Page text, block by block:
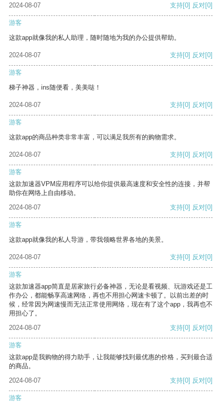
2024-08-07 支持[0] 反对[0]
游客
这款app就像我的私人助理，随时随地为我的办公提供帮助。
2024-08-07 支持[0] 反对[0]
游客
梯子神器，ins随便看，美美哒！
2024-08-07 支持[0] 反对[0]
游客
这款app的商品种类非常丰富，可以满足我所有的购物需求。
2024-08-07 支持[0] 反对[0]
游客
这款加速器VPM应用程序可以给你提供最高速度和安全性的连接，并帮
助你在网络上自由移动。
2024-08-07
支持[0] 反对[0]
游客
这款app就像我的私人导游，带我领略世界各地的美景。
2024-08-07 支持[0] 反对[0]
游客
这款加速器app简直是居家旅行必备神器，无论是看视频、玩游戏还是工
作办公，都能畅享高速网络，再也不用担心网速卡顿了。以前出差的时
候，经常因为网速慢而无法正常使用网络，现在有了这个app，我再也不
用担心了。
2024-08-07
支持[0] 反对[0]
游客
这款app是我购物的得力助手，让我能够找到最优惠的价格，买到最合适
的商品。
2024-08-07
支持[0] 反对[0]
游客